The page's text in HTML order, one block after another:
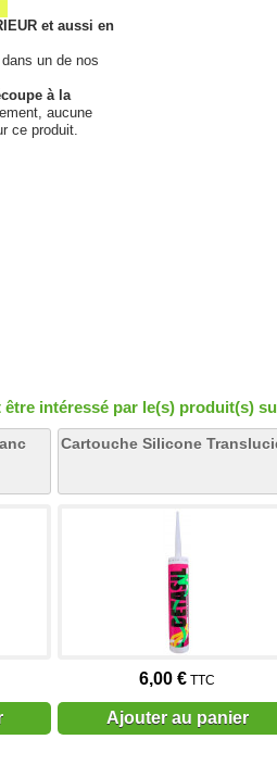
et aussi en
un de nos
à la
aucune
ce produit.
intéressé par le(s) produit(s)
Cartouche Silicone
6,00 € TTC
Ajouter au panier